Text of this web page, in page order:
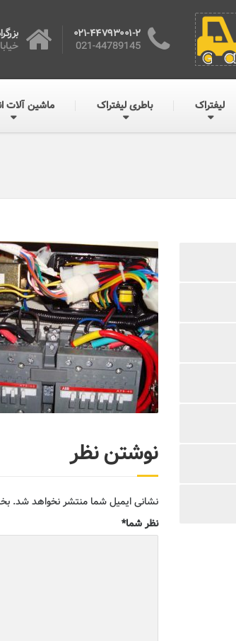
021-44793001-2
021-44789145
لیفتراک باطری لیفتراک ماشین آلات
نوشتن نظر
نشانی ایمیل شما منتشر نخواهد شد.
نظر شما*